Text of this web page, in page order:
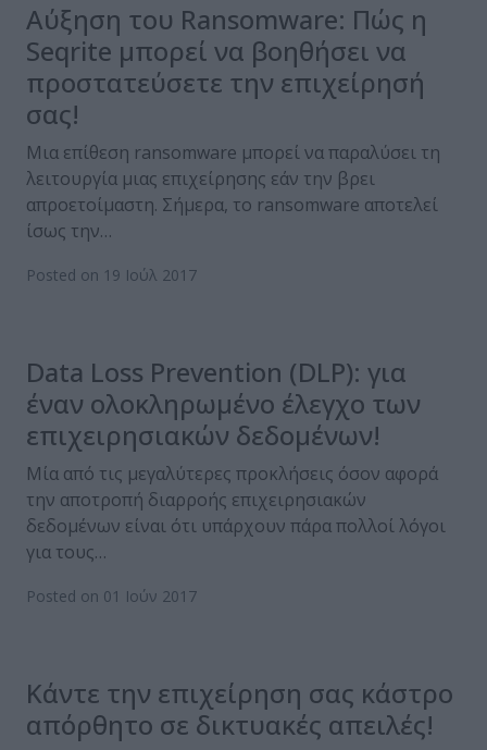
Αύξηση του Ransomware: Πώς η
Seqrite μπορεί να βοηθήσει να
προστατεύσετε την επιχείρησή
σας!
Μια επίθεση ransomware μπορεί να παραλύσει τη
λειτουργία μιας επιχείρησης εάν την βρει
απροετοίμαστη. Σήμερα, το ransomware αποτελεί
ίσως την…
Posted on 19 Ιούλ 2017
Data Loss Prevention (DLP): για
έναν ολοκληρωμένο έλεγχο των
επιχειρησιακών δεδομένων!
Μία από τις μεγαλύτερες προκλήσεις όσον αφορά
την αποτροπή διαρροής επιχειρησιακών
δεδομένων είναι ότι υπάρχουν πάρα πολλοί λόγοι
για τους…
Posted on 01 Ιούν 2017
Κάντε την επιχείρηση σας κάστρο
απόρθητο σε δικτυακές απειλές!